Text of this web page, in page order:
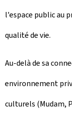
l'espace public au
qualité de vie.
Au-delà de sa
environnement
culturels (Mudam,